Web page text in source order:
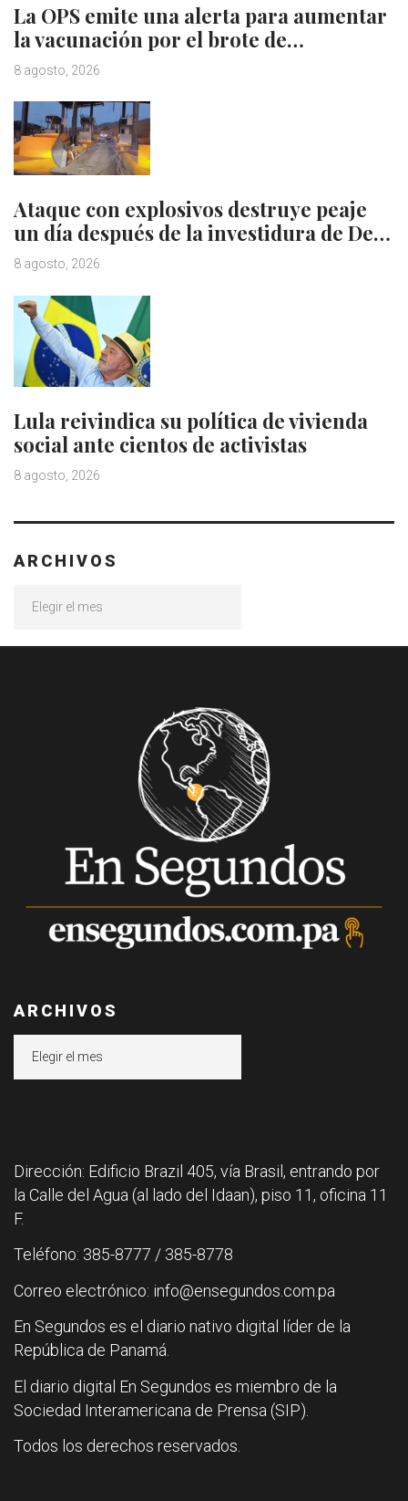
La OPS emite una alerta para aumentar
la vacunación por el brote de…
8 agosto, 2026
Ataque con explosivos destruye peaje
un día después de la investidura de De…
8 agosto, 2026
Lula reivindica su política de vivienda
social ante cientos de activistas
8 agosto, 2026
ARCHIVOS
ARCHIVOS
Dirección: Edificio Brazil 405, vía Brasil, entrando por
la Calle del Agua (al lado del Idaan), piso 11, oficina 11
F.
Teléfono: 385-8777 / 385-8778
Correo electrónico: info@ensegundos.com.pa
En Segundos es el diario nativo digital líder de la
República de Panamá.
El diario digital En Segundos es miembro de la
Sociedad Interamericana de Prensa (SIP).
Todos los derechos reservados.